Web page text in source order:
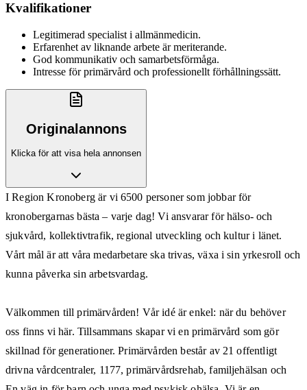
Kvalifikationer
Legitimerad specialist i allmänmedicin.
Erfarenhet av liknande arbete är meriterande.
God kommunikativ och samarbetsförmåga.
Intresse för primärvård och professionellt förhållningssätt.
Originalannons
Klicka för att visa hela annonsen
I Region Kronoberg är vi 6500 personer som jobbar för
kronobergarnas bästa – varje dag! Vi ansvarar för hälso- och
sjukvård, kollektivtrafik, regional utveckling och kultur i länet.
Vårt mål är att våra medarbetare ska trivas, växa i sin yrkesroll och
kunna påverka sin arbetsvardag.
Välkommen till primärvården! Vår idé är enkel: när du behöver
oss finns vi här. Tillsammans skapar vi en primärvård som gör
skillnad för generationer. Primärvården består av 21 offentligt
drivna vårdcentraler, 1177, primärvårdsrehab, familjehälsan och